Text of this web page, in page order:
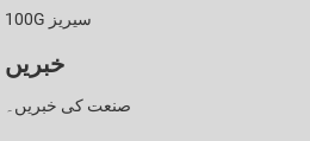
100G سیریز
خبریں
صنعت کی خبریں۔